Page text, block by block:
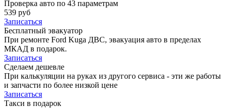
Проверка авто по 43 параметрам
539 руб
Записаться
Бесплатный эвакуатор
При ремонте Ford Kuga ДВС, эвакуация авто в пределах
МКАД в подарок.
Записаться
Сделаем дешевле
При калькуляции на руках из другого сервиса - эти же работы
и запчасти по более низкой цене
Записаться
Такси в подарок